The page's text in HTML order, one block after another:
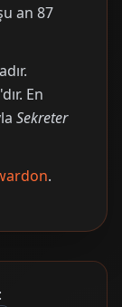
an 87
'dır. En
Sekreter
.